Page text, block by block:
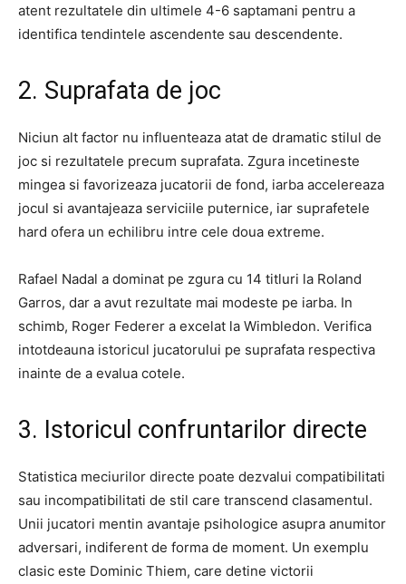
atent rezultatele din ultimele 4-6 saptamani pentru a
identifica tendintele ascendente sau descendente.
2. Suprafata de joc
Niciun alt factor nu influenteaza atat de dramatic stilul de
joc si rezultatele precum suprafata. Zgura incetineste
mingea si favorizeaza jucatorii de fond, iarba accelereaza
jocul si avantajeaza serviciile puternice, iar suprafetele
hard ofera un echilibru intre cele doua extreme.
Rafael Nadal a dominat pe zgura cu 14 titluri la Roland
Garros, dar a avut rezultate mai modeste pe iarba. In
schimb, Roger Federer a excelat la Wimbledon. Verifica
intotdeauna istoricul jucatorului pe suprafata respectiva
inainte de a evalua cotele.
3. Istoricul confruntarilor directe
Statistica meciurilor directe poate dezvalui compatibilitati
sau incompatibilitati de stil care transcend clasamentul.
Unii jucatori mentin avantaje psihologice asupra anumitor
adversari, indiferent de forma de moment. Un exemplu
clasic este Dominic Thiem, care detine victorii